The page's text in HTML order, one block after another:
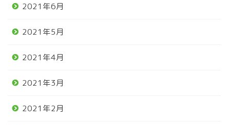
2021年6月
2021年5月
2021年4月
2021年3月
2021年2月